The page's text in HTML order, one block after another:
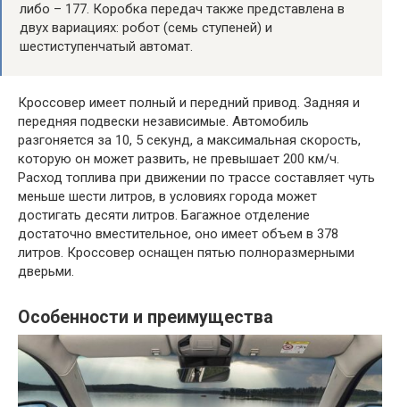
либо – 177. Коробка передач также представлена в
двух вариациях: робот (семь ступеней) и
шестиступенчатый автомат.
Кроссовер имеет полный и передний привод. Задняя и
передняя подвески независимые. Автомобиль
разгоняется за 10, 5 секунд, а максимальная скорость,
которую он может развить, не превышает 200 км/ч.
Расход топлива при движении по трассе составляет чуть
меньше шести литров, в условиях города может
достигать десяти литров. Багажное отделение
достаточно вместительное, оно имеет объем в 378
литров. Кроссовер оснащен пятью полноразмерными
дверьми.
Особенности и преимущества